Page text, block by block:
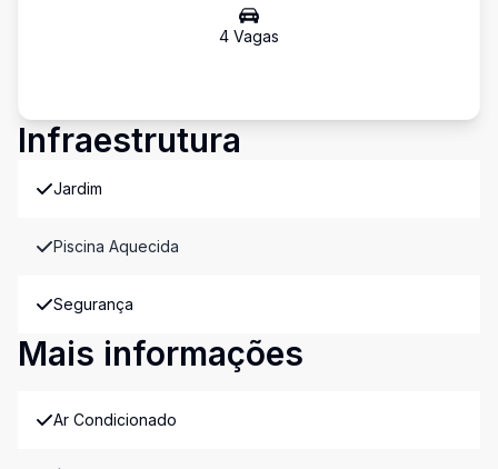
4 Vagas
Infraestrutura
Jardim
Piscina Aquecida
Segurança
Mais informações
Ar Condicionado